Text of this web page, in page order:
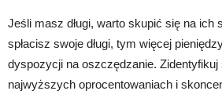
Jeśli masz długi, warto skupić się na ich
spłacisz swoje długi, tym więcej
dyspozycji na oszczędzanie. Zidentyfikuj
najwyższych oprocentowaniach i